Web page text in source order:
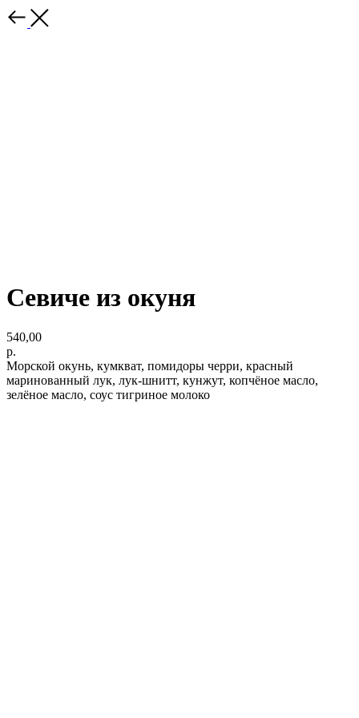
Севиче из окуня
540,00
р.
Морской окунь, кумкват, помидоры черри, красный
маринованный лук, лук-шнитт, кунжут, копчёное масло,
зелёное масло, соус тигриное молоко